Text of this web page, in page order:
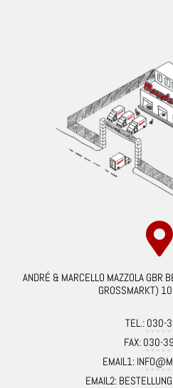
ANDRÉ & MARCELLO MAZZOLA GBR
GROSSMARKT)
TEL.: 030-
FAX: 030-
EMAIL1:
EMAIL2: